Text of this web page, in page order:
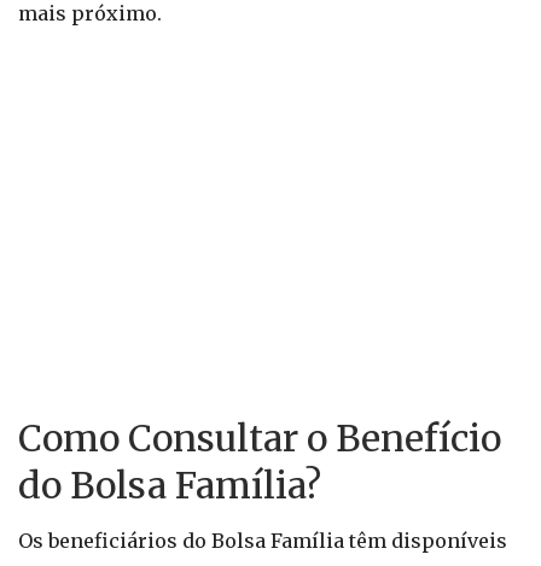
mais próximo.
Como Consultar o Benefício
do Bolsa Família?
Os beneficiários do Bolsa Família têm disponíveis